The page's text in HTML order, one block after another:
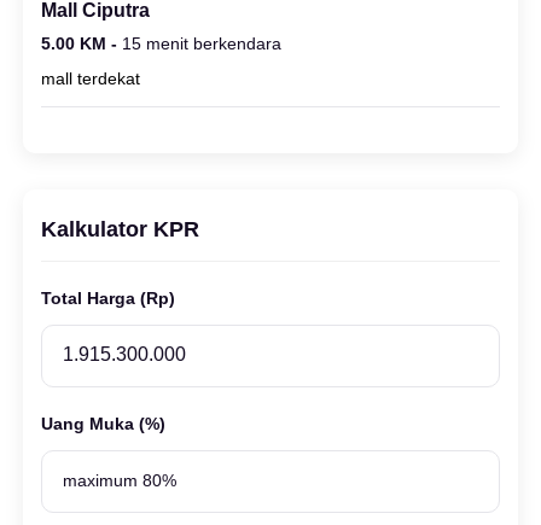
Mall Ciputra
5.00 KM - 15 menit berkendara
mall terdekat
Kalkulator KPR
Total Harga (Rp)
Uang Muka (%)